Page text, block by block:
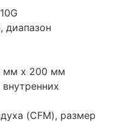
диапазон
мм x 200 мм
(CFM), размер